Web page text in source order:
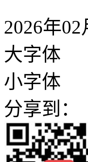
2026年
大字体
小字体
分享到：